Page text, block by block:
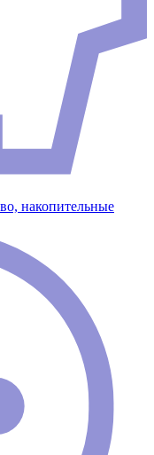
накопительные